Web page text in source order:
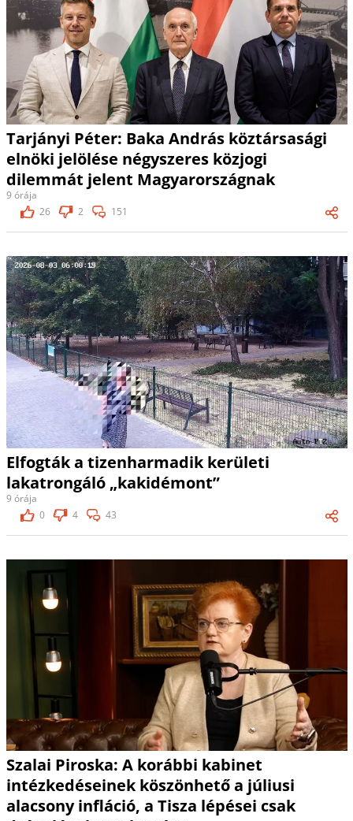
Tarjányi Péter: Baka András köztársasági
elnöki jelölése négyszeres közjogi
dilemmát jelent Magyarországnak
9 órája
26
2 151
Elfogták a tizenharmadik kerületi
lakatrongáló „kakidémont”
9 órája
0
4 43
Szalai Piroska: A korábbi kabinet
intézkedéseinek köszönhető a júliusi
alacsony infláció, a Tisza lépései csak